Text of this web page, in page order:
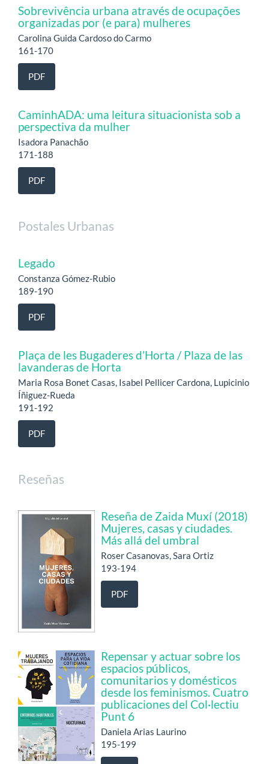
Sobrevivência urbana através de ocupações
organizadas por (e para) mulheres
Carolina Guida Cardoso do Carmo
161-170
PDF
CaminhADA: uma leitura situacionista sob a
perspectiva da mulher
Isadora Panachão
171-188
PDF
Postales Urbanas
Legado
Constanza Gómez-Rubio
189-190
PDF
Plaça de les Bugaderes d’Horta / Plaza de las
lavanderas de Horta
Maria Rosa Bonet Casas, Isabel Pellicer Cardona, Lupicinio
Íñiguez-Rueda
191-192
PDF
Reseñas
Reseña de Zaida Muxí (2018)
Mujeres, casas y ciudades.
Más allá del umbral
Roser Casanovas, Sara Ortiz
193-194
PDF
Repensar y actuar sobre los
espacios públicos,
comunitarios y domésticos
desde los feminismos. Cuatro
publicaciones del Col·lectiu
Punt 6
Daniela Arias Laurino
195-199